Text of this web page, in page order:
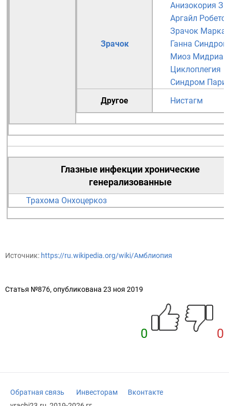
Зрачок
Анизокория
Аргайл
Зрачок Марка
Ганна
Миоз Мидриаз
Циклоплегия
Синдром
Другое
Нистагм
Глазные инфекциихронические
генерализованные
Трахома Онхоцеркоз
Источник: https://ru.wikipedia.org/wiki/Амблиопия
Статья №876, опубликована 23 ноя 2019
0 0
Обратная связь Инвесторам
Вконтакте